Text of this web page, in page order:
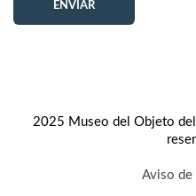
2025 Museo del Objeto
Aviso de